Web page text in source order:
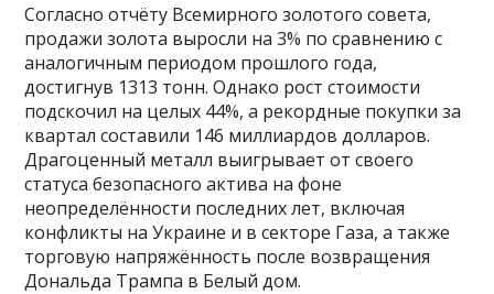
Согласно отчёту Всемирного золотого совета,
продажи золота выросли на 3% по сравнению с
аналогичным периодом прошлого года,
достигнув 1313 тонн. Однако рост стоимости
подскочил на целых 44%, а рекордные покупки за
квартал составили 146 миллиардов долларов.
Драгоценный металл выигрывает от своего
статуса безопасного актива на фоне
неопределённости последних лет, включая
конфликты на Украине и в секторе Газа, а также
торговую напряжённость после возвращения
Дональда Трампа в Белый дом.